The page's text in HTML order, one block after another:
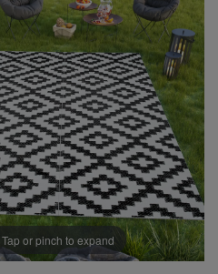
Tap or pinch to expand